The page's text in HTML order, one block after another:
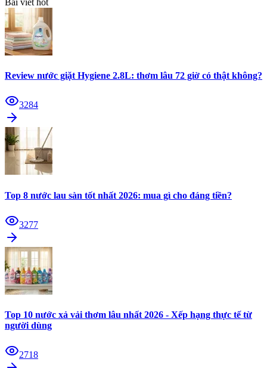
Review nước giặt Hygiene 2.8L: thơm lâu 72 giờ có thật không?
3284
Top 8 nước lau sàn tốt nhất 2026: mua gì cho đáng tiền?
3277
Top 10 nước xả vải thơm lâu nhất 2026 - Xếp hạng thực tế từ
người dùng
2718